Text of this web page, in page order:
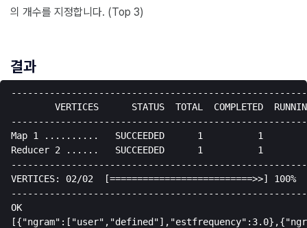
의 개수를 지정합니다. (Top 3)
결과
VERTICES      STATUS  TOTAL  COMPLETED
Map 1 ..........   SUCCEEDED      1          1
Reducer 2 ......   SUCCEEDED      1          1
VERTICES: 02/02  [==========================>>] 100%
OK